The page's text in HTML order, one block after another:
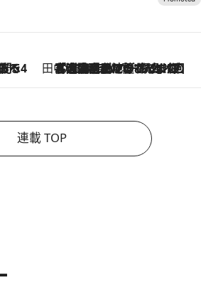
立飛歌舞伎へ 田中稲の勝手に再ブーム
2026.8.7
「湘南乃風に憧れて」観客大盛上がりの“タオル回し”に、ラッパー顔負けの高速歌唱まで…さだまさし（74）のアグレッシブすぎる現在地
連載 TOP